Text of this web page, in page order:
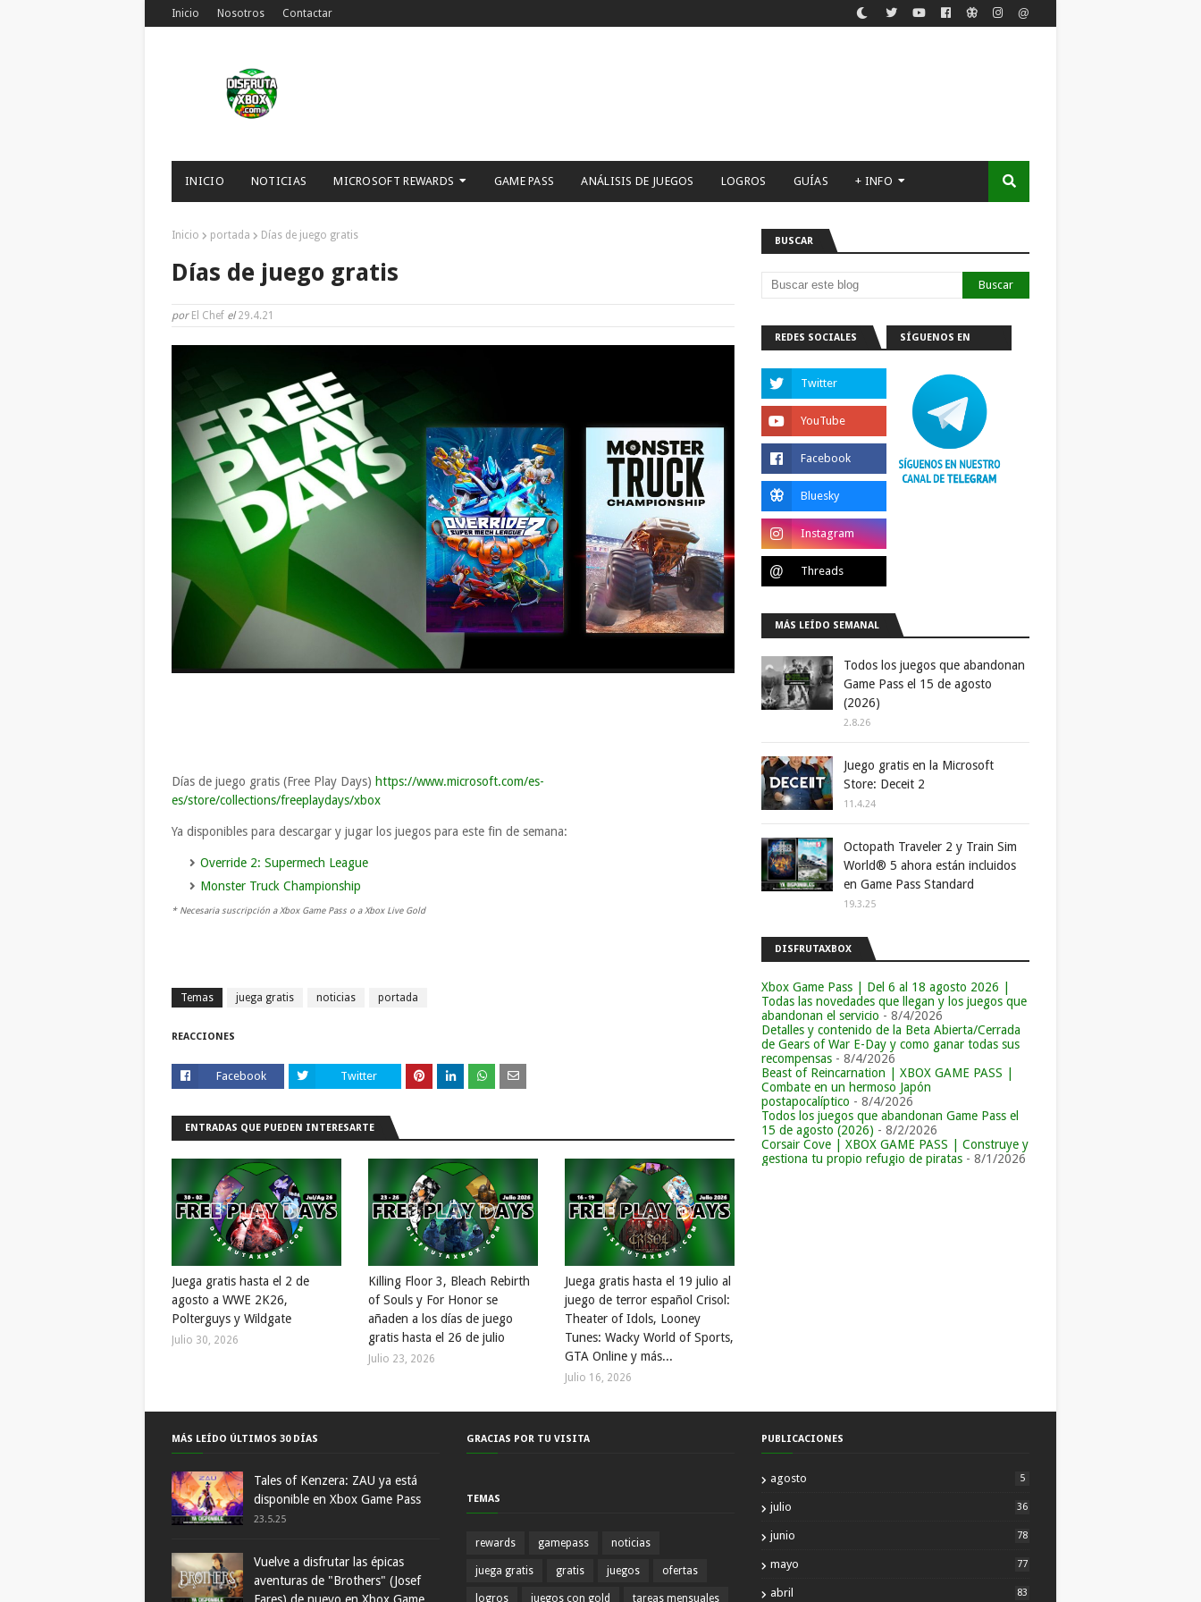
Inicio Nosotros Contactar
INICIO NOTICIAS MICROSOFT REWARDS GAME PASS ANÁLISIS DE JUEGOS LOGROS GUÍAS + INFO
Inicio portada Días de juego gratis
Días de juego gratis
por El Chef el29.4.21
Días de juego gratis (Free Play Days) https://www.microsoft.com/es-
es/store/collections/freeplaydays/xbox
Ya disponibles para descargar y jugar los juegos para este fin de semana:
Override 2: Supermech League
Monster Truck Championship
* Necesaria suscripción a Xbox Game Pass o a Xbox Live Gold
Temas juega gratis noticias portada
REACCIONES
Facebook Twitter
ENTRADAS QUE PUEDEN INTERESARTE
Juega gratis hasta el 2 de
agosto a WWE 2K26,
Polterguys y Wildgate
Julio 30, 2026
Killing Floor 3, Bleach Rebirth
of Souls y For Honor se
añaden a los días de juego
gratis hasta el 26 de julio
Julio 23, 2026
Juega gratis hasta el 19 julio al
juego de terror español Crisol:
Theater of Idols, Looney
Tunes: Wacky World of Sports,
GTA Online y más...
Julio 16, 2026
BUSCAR
REDES SOCIALES SÍGUENOS EN
MÁS LEÍDO SEMANAL
Todos los juegos que abandonan
Game Pass el 15 de agosto
(2026)
2.8.26
Juego gratis en la Microsoft
Store: Deceit 2
11.4.24
Octopath Traveler 2 y Train Sim
World® 5 ahora están incluidos
en Game Pass Standard
19.3.25
DISFRUTAXBOX
Xbox Game Pass | Del 6 al 18 agosto 2026 |
Todas las novedades que llegan y los juegos que
abandonan el servicio - 8/4/2026
Detalles y contenido de la Beta Abierta/Cerrada
de Gears of War E-Day y como ganar todas sus
recompensas - 8/4/2026
Beast of Reincarnation | XBOX GAME PASS |
Combate en un hermoso Japón
postapocalíptico - 8/4/2026
Todos los juegos que abandonan Game Pass el
15 de agosto (2026) - 8/2/2026
Corsair Cove | XBOX GAME PASS | Construye y
gestiona tu propio refugio de piratas - 8/1/2026
MÁS LEÍDO ÚLTIMOS 30 DÍAS
Tales of Kenzera: ZAU ya está
disponible en Xbox Game Pass
23.5.25
Vuelve a disfrutar las épicas
aventuras de "Brothers" (Josef
GRACIAS POR TU VISITA
TEMAS
rewards gamepass noticias
juega gratis gratis juegos ofertas
logros juegos con gold tareas mensuales
PUBLICACIONES
agosto 5
julio 36
junio 78
mayo 77
abril 83